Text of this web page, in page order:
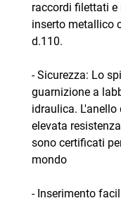
raccordi filettati
inserto metallico
d.110.
- Sicurezza: Lo
guarnizione a
idraulica.
elevata
sono certificati
mondo
- Inserimento